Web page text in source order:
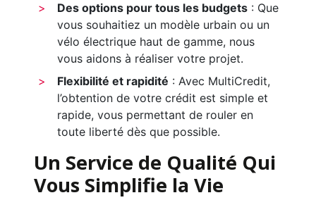
Des options pour tous les budgets : Que
vous souhaitiez un modèle urbain ou un
vélo électrique haut de gamme, nous
vous aidons à réaliser votre projet.
Flexibilité et rapidité : Avec MultiCredit,
l’obtention de votre crédit est simple et
rapide, vous permettant de rouler en
toute liberté dès que possible.
Un Service de Qualité Qui
Vous Simplifie la Vie